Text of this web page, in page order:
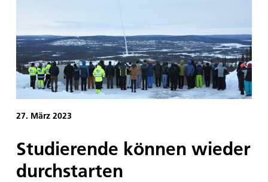
27. März 2023
Stu­die­ren­de kön­nen wie­der
durch­star­ten